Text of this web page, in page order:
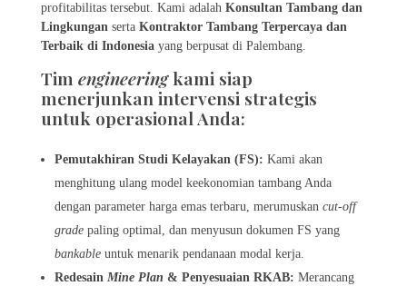
profitabilitas tersebut. Kami adalah Konsultan Tambang dan
Lingkungan serta Kontraktor Tambang Terpercaya dan
Terbaik di Indonesia yang berpusat di Palembang.
Tim engineeringkami siap
menerjunkan intervensi strategis
untuk operasional Anda:
Pemutakhiran Studi Kelayakan (FS): Kami akan
menghitung ulang model keekonomian tambang Anda
dengan parameter harga emas terbaru, merumuskancut-off
grade paling optimal, dan menyusun dokumen FS yang
bankable untuk menarik pendanaan modal kerja.
Redesain Mine Plan & Penyesuaian RKAB: Merancang